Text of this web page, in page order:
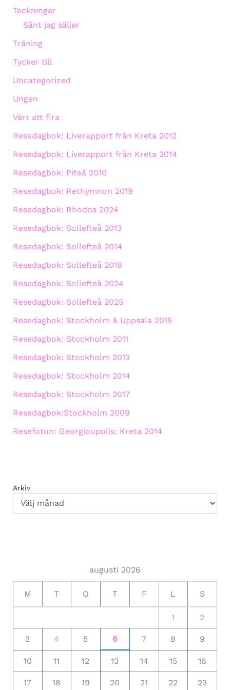
Teckningar
Sånt jag säljer
Träning
Tycker till
Uncategorized
Ungen
Värt att fira
Resedagbok: Liverapport från Kreta 2012
Resedagbok: Liverapport från Kreta 2014
Resedagbok: Piteå 2010
Resedagbok: Rethymnon 2019
Resedagbok: Rhodos 2024
Resedagbok: Sollefteå 2013
Resedagbok: Sollefteå 2014
Resedagbok: Sollefteå 2018
Resedagbok: Sollefteå 2024
Resedagbok: Sollefteå 2025
Resedagbok: Stockholm & Uppsala 2015
Resedagbok: Stockholm 2011
Resedagbok: Stockholm 2013
Resedagbok: Stockholm 2014
Resedagbok: Stockholm 2017
Resedagbok:Stockholm 2009
Resefoton: Georgioupolis; Kreta 2014
Arkiv
augusti 2026
M T O T F L S
1 2
3 4 5 6 7 8 9
10 11 12 13 14 15 16
17 18 19 20 21 22 23